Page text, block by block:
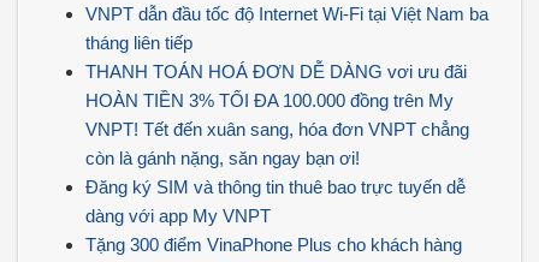
VNPT dẫn đầu tốc độ Internet Wi-Fi tại Việt Nam ba
tháng liên tiếp
THANH TOÁN HOÁ ĐƠN DỄ DÀNG vơi ưu đãi
HOÀN TIỀN 3% TỐI ĐA 100.000 đồng trên My
VNPT! Tết đến xuân sang, hóa đơn VNPT chẳng
còn là gánh nặng, săn ngay bạn ơi!
Đăng ký SIM và thông tin thuê bao trực tuyến dễ
dàng với app My VNPT
Tặng 300 điểm VinaPhone Plus cho khách hàng